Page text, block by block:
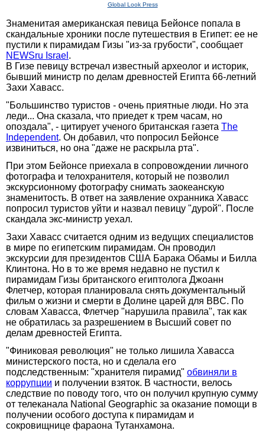
Global Look Press
Знаменитая американская певица Бейонсе попала в
скандальные хроники после путешествия в Египет: ее не
пустили к пирамидам Гизы "из-за грубости", сообщает
NEWSru Israel .
В Гизе певицу встречал известный археолог и историк,
бывший министр по делам древностей Египта 66-летний
Захи Хавасс.
"Большинство туристов - очень приятные люди. Но эта
леди... Она сказала, что приедет к трем часам, но
опоздала", - цитирует ученого британская газета The
Independent. Он добавил, что попросил Бейонсе
извиниться, но она "даже не раскрыла рта".
При этом Бейонсе приехала в сопровождении личного
фотографа и телохранителя, который не позволил
экскурсионному фотографу снимать заокеанскую
знаменитость. В ответ на заявление охранника Хавасс
попросил туристов уйти и назвал певицу "дурой". После
скандала экс-министр уехал.
Захи Хавасс считается одним из ведущих специалистов
в мире по египетским пирамидам. Он проводил
экскурсии для президентов США Барака Обамы и Билла
Клинтона. Но в то же время недавно не пустил к
пирамидам Гизы британского египтолога Джоанн
Флетчер, которая планировала снять документальный
фильм о жизни и смерти в Долине царей для BBC. По
словам Хавасса, Флетчер "нарушила правила", так как
не обратилась за разрешением в Высший совет по
делам древностей Египта.
"Финиковая революция" не только лишила Хавасса
министерского поста, но и сделала его
подследственным: "хранителя пирамид" обвиняли в
коррупции и получении взяток. В частности, велось
следствие по поводу того, что он получил крупную сумму
от телеканала National Geographic за оказание помощи в
получении особого доступа к пирамидам и
сокровищнице фараона Тутанхамона.